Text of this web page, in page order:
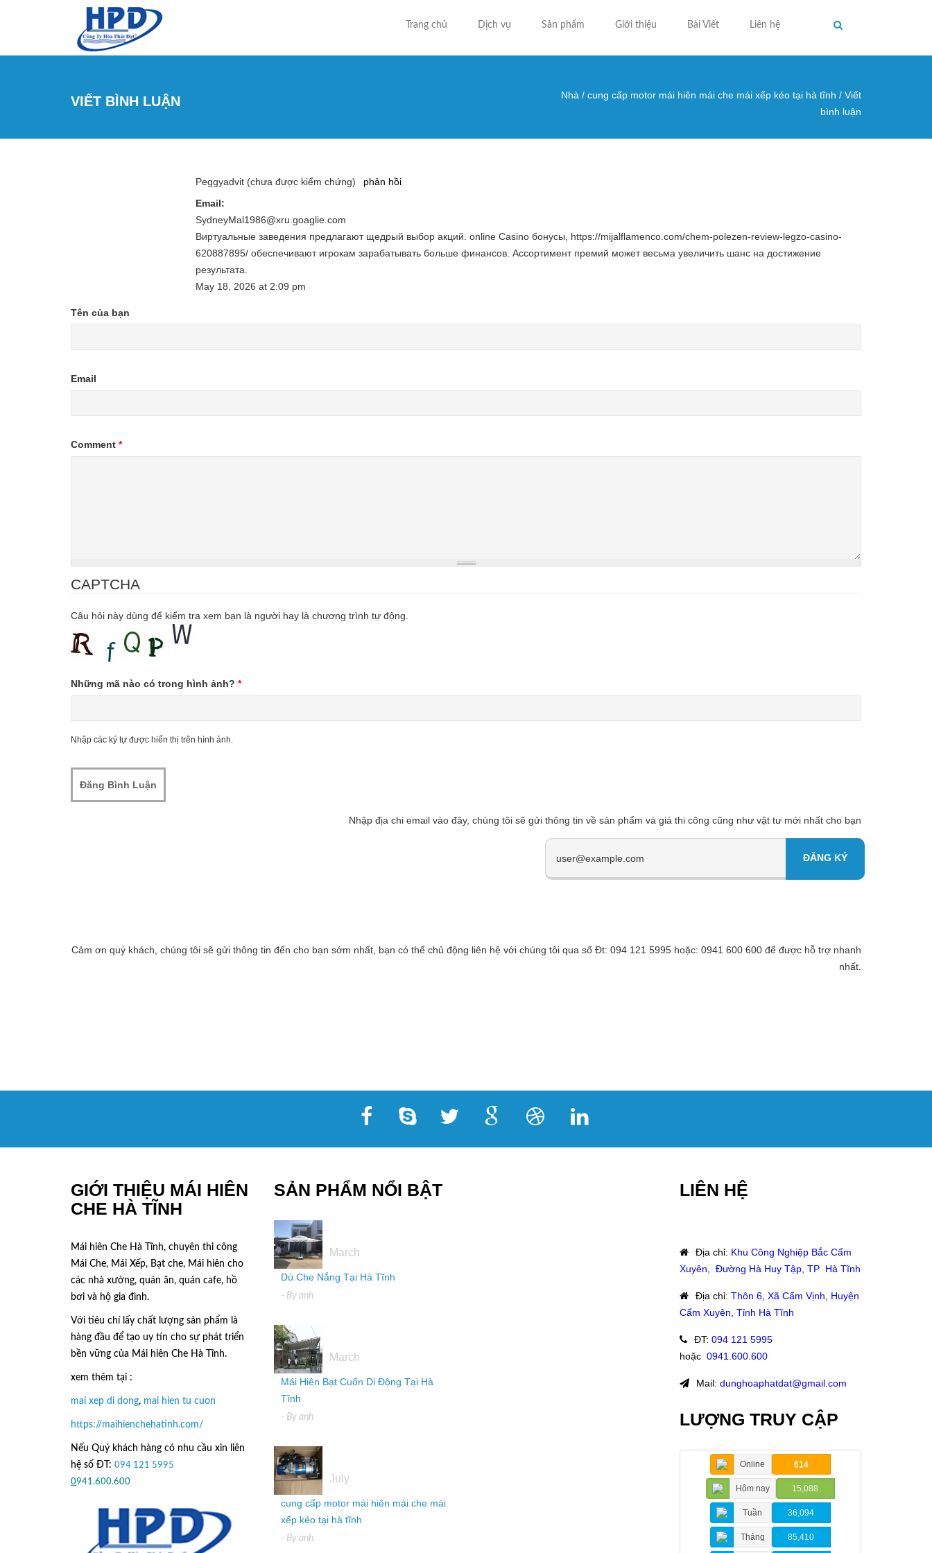
Trang chủ Dịch vụ Sản phẩm Giới thiệu Bài Viết Liên hệ
VIẾT BÌNH LUẬN Bạn đang ở đây
Nhà / cung cấp motor mái hiên mái che mái xếp kéo tại hà tĩnh / Viết
bình luận
Peggyadvit (chưa được kiểm chứng)
phản hồi
Email:
SydneyMal1986@xru.goaglie.com
Виртуальные заведения предлагают щедрый выбор акций. online Casino бонусы, https://mijalflamenco.com/chem-polezen-review-legzo-casino-
620887895/ обеспечивают игрокам зарабатывать больше финансов. Ассортимент премий может весьма увеличить шанс на достижение
результата.
May 18, 2026 at 2:09 pm
Tên của bạn
Email
Comment *
CAPTCHA
Câu hỏi này dùng để kiểm tra xem bạn là người hay là chương trình tự động.
Những mã nào có trong hình ảnh? *
Nhập các ký tự được hiển thị trên hình ảnh.
Nhập địa chi email vào đây, chúng tôi sẽ gửi thông tin về sản phẩm và giá thi công cũng như vật tư mới nhất cho bạn
Cảm ơn quý khách, chúng tôi sẽ gửi thông tin đến cho bạn sớm nhất, bạn có thể chủ động liên hệ với chúng tôi qua số Đt: 094 121 5995 hoặc: 0941 600 600 để được hỗ trợ nhanh
nhất.
GIỚI THIỆU MÁI HIÊN
CHE HÀ TĨNH
Mái hiên Che Hà Tĩnh, chuyên thi công
Mái Che, Mái Xếp, Bạt che, Mái hiên cho
các nhà xưởng, quán ăn, quán cafe, hồ
bơi và hộ gia đình.
Với tiêu chí lấy chất lượng sản phẩm là
hàng đầu để tạo uy tín cho sự phát triển
bền vững của Mái hiên Che Hà Tĩnh.
xem thêm tại :
mai xep di dong, mai hien tu cuon
https://maihienchehatinh.com/
Nếu Quý khách hàng có nhu cầu xin liên
hệ số ĐT: 094 121 5995
0941.600.600
SẢN PHẨM NỔI BẬT
March
Dù Che Nắng Tại Hà Tĩnh
- By anh
March
Mái Hiên Bạt Cuốn Di Động Tại Hà
Tĩnh
- By anh
July
cung cấp motor mái hiên mái che mái
xếp kéo tại hà tĩnh
- By anh
LIÊN HỆ
Địa chỉ: Khu Công Nghiệp Bắc Cẩm
Xuyên, Đường Hà Huy Tập, TP Hà Tĩnh
Địa chỉ: Thôn 6, Xã Cẩm Vịnh, Huyện
Cẩm Xuyên, Tỉnh Hà Tĩnh
ĐT: 094 121 5995
hoặc: 0941.600.600
Mail: dunghoaphatdat@gmail.com
LƯỢNG TRUY CẬP
Online 614
Hôm nay 15,088
Tuần 36,094
Tháng 85,410